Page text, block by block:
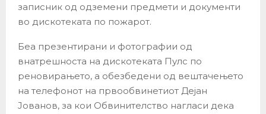
записник од одземени предмети и документи
во дискотеката по пожарот.
Беа презентирани и фотографии од
внатрешноста на дискотеката Пулс по
реновирањето, а обезбедени од вештачењето
на телефонот на првообвинетиот Дејан
Јованов, за кои Обвинителство нагласи дека